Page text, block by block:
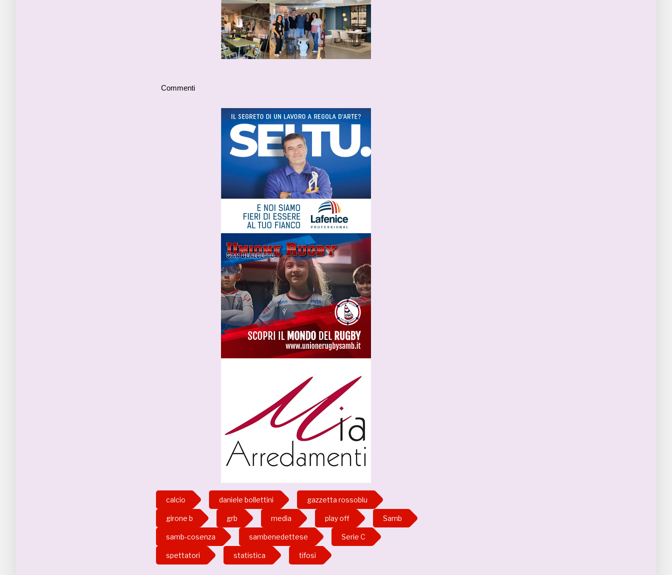
Commenti
calcio daniele bollettini gazzetta rossoblu
girone b grb media play off Samb
samb-cosenza sambenedettese Serie C
spettatori statistica tifosi